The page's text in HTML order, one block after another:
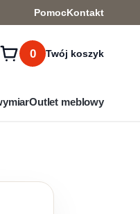
PomocKontakt
0 Twój koszyk
Outlet meblowy